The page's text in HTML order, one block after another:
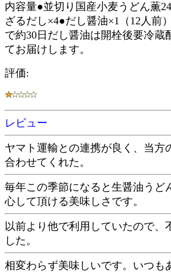
内容量●並切り国産小麦うどん薫
ざるだし×4●だし醤油×1（12人前
で約30日だし醤油は開栓後要冷蔵
てお届けします。
評価:
レビュー
ヤマト運輸との連携が良く、当方
合わせてくれた。
毎年この季節になると生醤油うど
心して頂ける美味しさです。
以前より他で利用していたので、
した。
相変わらず美味しいです。いつも